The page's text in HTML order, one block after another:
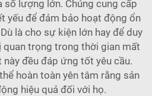
số lượng lớn. Chúng cung cấp
yếu để đảm bảo hoạt động ổn
là cho sự kiện lớn hay để duy
quan trọng trong thời gian mất
đều đáp ứng tốt yêu cầu.
hoàn toàn yên tâm rằng sản
hiệu quả đối với họ.